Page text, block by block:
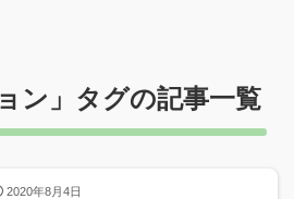
ン 」タグの記事一覧
2020年8月4日